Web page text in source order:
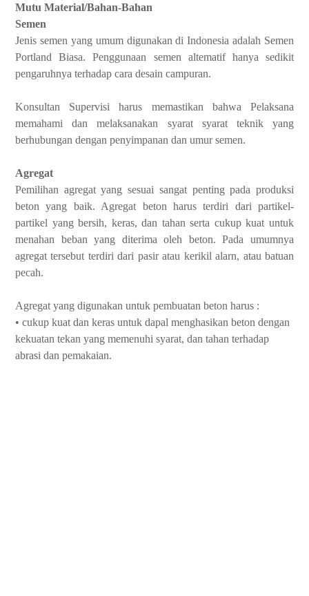
Mutu Material/Bahan-Bahan
Semen
Jenis semen yang umum digunakan di Indonesia adalah Semen
Portland Biasa. Penggunaan semen altematif hanya sedikit
pengaruhnya terhadap cara desain campuran.
Konsultan Supervisi harus memastikan bahwa Pelaksana
memahami dan melaksanakan syarat ­syarat teknik yang
berhubungan dengan penyimpanan dan umur semen.
Agregat
Pemilihan agregat yang sesuai sangat penting pada produksi
beton yang baik. Agregat beton harus terdiri dari partikel-
partikel yang bersih, keras, dan tahan serta cukup kuat untuk
menahan beban yang diterima oleh beton. Pada umumnya
agregat tersebut terdiri dari pasir atau kerikil alarn, atau batuan
pecah.
Agregat yang digunakan untuk pembuatan beton harus :
• cukup kuat dan keras untuk dapal menghasikan beton dengan
kekuatan tekan yang memenuhi syarat, dan tahan terhadap
abrasi dan pemakaian.